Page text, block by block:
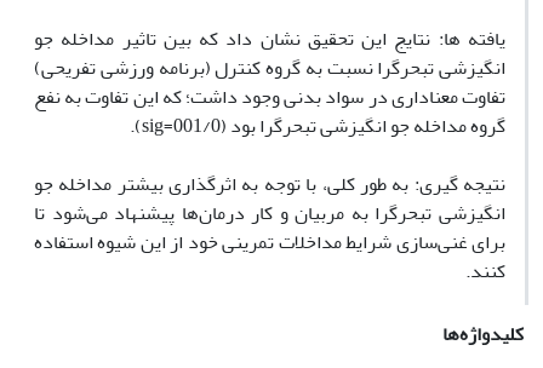
یافته ها: نتایج این تحقیق نشان داد که بین تاثیر مداخله جو
انگیزشی تبحرگرا نسبت به گروه کنترل (برنامه ورزشی تفریحی)
تفاوت معناداری در سواد بدنی وجود داشت؛ که این تفاوت به نفع
گروه مداخله جو انگیزشی تبحرگرا بود (001/0=sig).
نتیجه گیری: به طور کلی، با توجه به اثرگذاری بیشتر مداخله جو
انگیزشی تبحرگرا به مربیان و کار درمان‌ها پیشنهاد می‌شود تا
برای غنی‌سازی شرایط مداخلات تمرینی خود از این شیوه استفاده
کنند.
کلیدواژه‌ها